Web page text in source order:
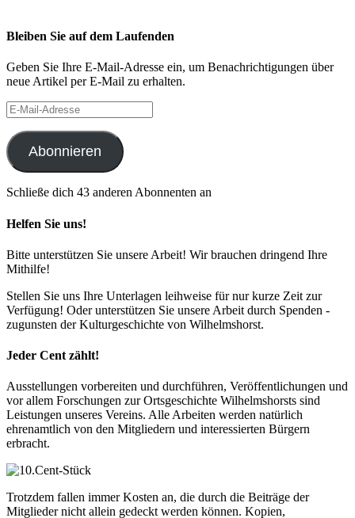
Bleiben Sie auf dem Laufenden
Geben Sie Ihre E-Mail-Adresse ein, um Benachrichtigungen über
neue Artikel per E-Mail zu erhalten.
E-
Mail-
Adresse
Abonnieren
Schließe dich 43 anderen Abonnenten an
Helfen Sie uns!
Bitte unterstützen Sie unsere Arbeit! Wir brauchen dringend Ihre
Mithilfe!
Stellen Sie uns Ihre Unterlagen leihweise für nur kurze Zeit zur
Verfügung! Oder unterstützen Sie unsere Arbeit durch Spenden -
zugunsten der Kulturgeschichte von Wilhelmshorst.
Jeder Cent zählt!
Ausstellungen vorbereiten und durchführen, Veröffentlichungen und
vor allem Forschungen zur Ortsgeschichte Wilhelmshorsts sind
Leistungen unseres Vereins. Alle Arbeiten werden natürlich
ehrenamtlich von den Mitgliedern und interessierten Bürgern
erbracht.
Trotzdem fallen immer Kosten an, die durch die Beiträge der
Mitglieder nicht allein gedeckt werden können. Kopien,